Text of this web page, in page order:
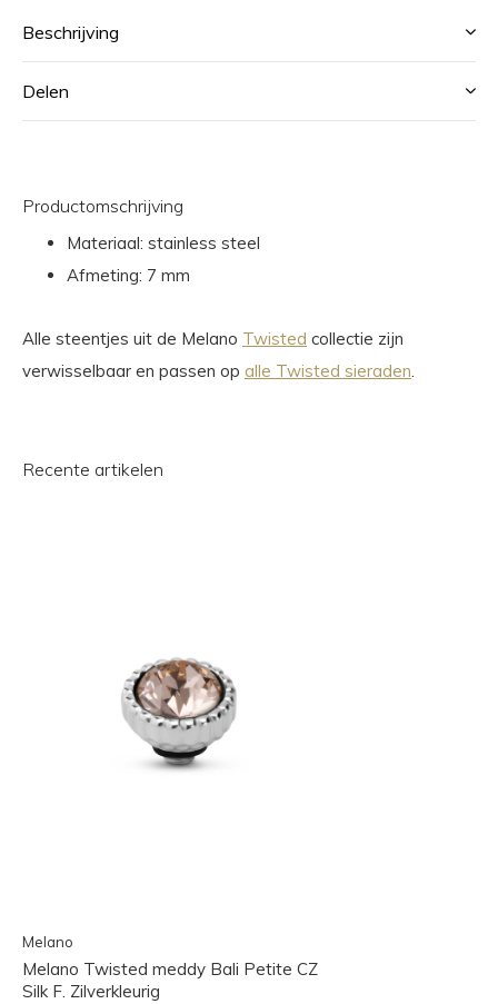
Beschrijving
Delen
Productomschrijving
Materiaal: stainless steel
Afmeting: 7 mm
Alle steentjes uit de Melano Twisted collectie zijn
verwisselbaar en passen op alle Twisted sieraden
Recente artikelen
Melano
Melano Twisted meddy Bali Petite CZ
Silk F. Zilverkleurig